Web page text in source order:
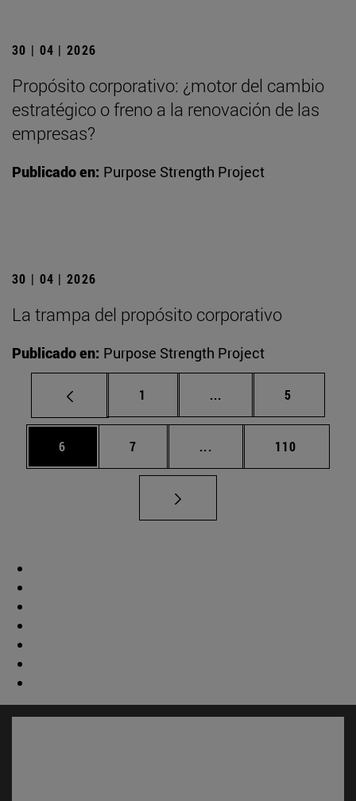
30 | 04 | 2026
Propósito corporativo: ¿motor del cambio
estratégico o freno a la renovación de las
empresas?
Publicado en: Purpose Strength Project
30 | 04 | 2026
La trampa del propósito corporativo
Publicado en: Purpose Strength Project
Página
1 ... Páginas intermedias
Página
5
Página
6 Página
7 ... Páginas intermedias
Página
110